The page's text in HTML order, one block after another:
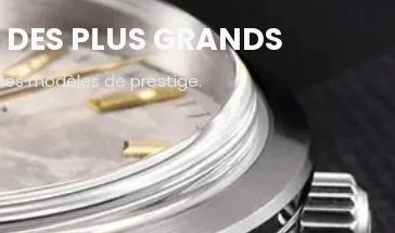
PLUS GRANDS
modèles de prestige.